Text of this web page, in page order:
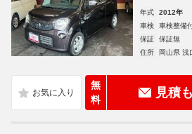
年式 2012年
車検
車検整備
保証
保証無
住所
岡山県 浅
無
料
見積